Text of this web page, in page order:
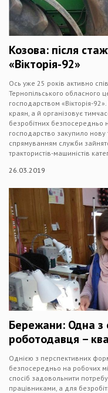
Козова: після
«Вікторія-92»
Ось уже 25 років активно
Тернопільського обласного
господарством «Вікторія-
краян, а й організовує
безробітних
господарство закупило нову
спрямуванням служби
трактористів-машиністів
26.03.2019
Бережани: Одна з
роботодавця –
Однією з перспективних
безпосередньо на робочих
спосіб задовольнити
працівниками, а для